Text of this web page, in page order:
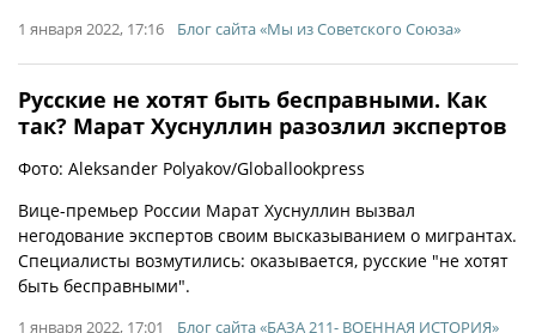
1 января 2022, 17:16 Блог сайта «Мы из Советского Союза»
Русские не хотят быть бесправными. Как
так? Марат Хуснуллин разозлил экспертов
Фото: Aleksander Polyakov/Globallookpress
Вице-премьер России Марат Хуснуллин вызвал
негодование экспертов своим высказыванием о мигрантах.
Специалисты возмутились: оказывается, русские "не хотят
быть бесправными".
1 января 2022, 17:01 Блог сайта «БАЗА 211- ВОЕННАЯ ИСТОРИЯ»